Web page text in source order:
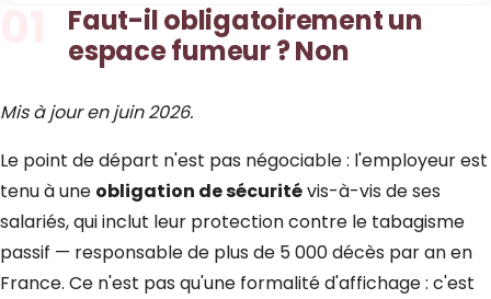
Faut-il obligatoirement un
espace fumeur ? Non
Mis à jour en juin 2026.
Le point de départ n'est pas négociable : l'employeur est
tenu à une obligation de sécuritévis-à-vis de ses
salariés, qui inclut leur protection contre le tabagisme
passif — responsable de plus de 5 000 décès par an en
France. Ce n'est pas qu'une formalité d'affichage : c'est